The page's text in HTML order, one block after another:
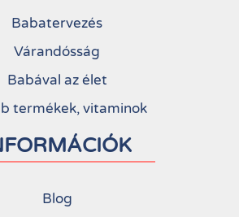
Babatervezés
Várandósság
Babával az élet
termékek, vitaminok
Blog